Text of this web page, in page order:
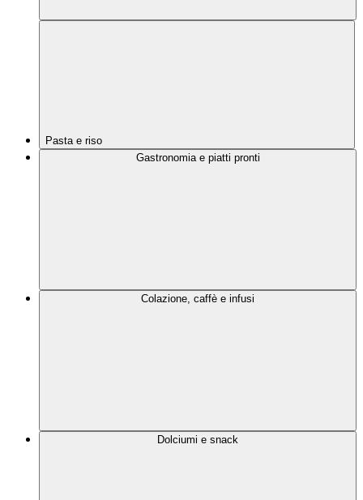
Pasta e riso
Gastronomia e piatti pronti
Colazione, caffè e infusi
Dolciumi e snack